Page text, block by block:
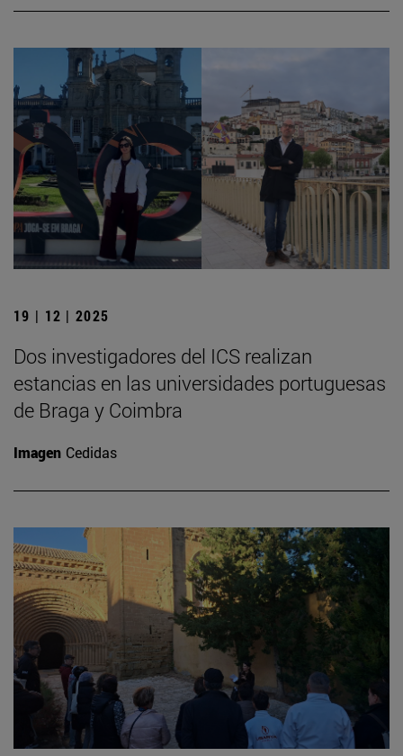
19 | 12 | 2025
Dos investigadores del ICS realizan
estancias en las universidades portuguesas
de Braga y Coimbra
Imagen Cedidas